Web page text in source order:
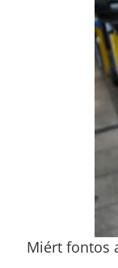
Miért fontos